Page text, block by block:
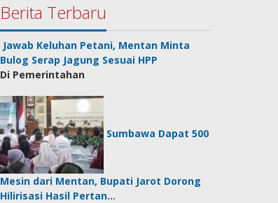
Berita Terbaru
Jawab Keluhan Petani, Mentan Minta
Bulog Serap Jagung Sesuai HPP
Di Pemerintahan
Sumbawa Dapat 500
Mesin dari Mentan, Bupati Jarot Dorong
Hilirisasi Hasil Pertan…